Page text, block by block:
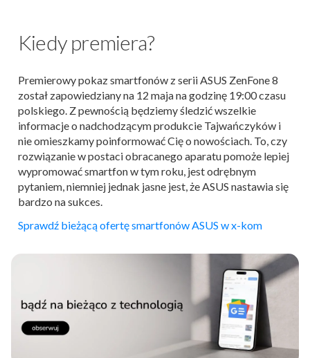
Kiedy premiera?
Premierowy pokaz smartfonów z serii ASUS ZenFone 8
został zapowiedziany na 12 maja na godzinę 19:00 czasu
polskiego. Z pewnością będziemy śledzić wszelkie
informacje o nadchodzącym produkcie Tajwańczyków i
nie omieszkamy poinformować Cię o nowościach. To, czy
rozwiązanie w postaci obracanego aparatu pomoże lepiej
wypromować smartfon w tym roku, jest odrębnym
pytaniem, niemniej jednak jasne jest, że ASUS nastawia się
bardzo na sukces.
Sprawdź bieżącą ofertę smartfonów ASUS w x-kom